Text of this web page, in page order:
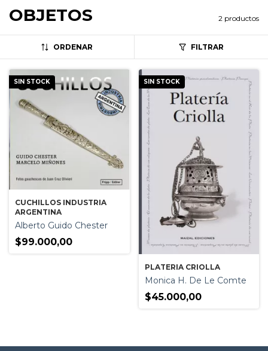
OBJETOS 2 productos
ORDENAR FILTRAR
SIN STOCK
CUCHILLOS INDUSTRIA
ARGENTINA
Alberto Guido Chester
$99.000,00
SIN STOCK
PLATERIA CRIOLLA
Monica H. De Le Comte
$45.000,00